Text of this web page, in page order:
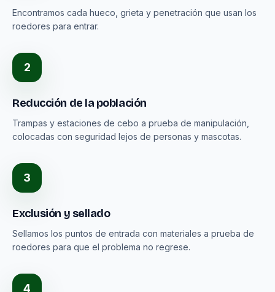
Encontramos cada hueco, grieta y penetración que usan los
roedores para entrar.
2
Reducción de la población
Trampas y estaciones de cebo a prueba de manipulación,
colocadas con seguridad lejos de personas y mascotas.
3
Exclusión y sellado
Sellamos los puntos de entrada con materiales a prueba de
roedores para que el problema no regrese.
4